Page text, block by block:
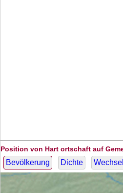
Position von Hart ortschaft auf
Bevölkerung Dichte Wechsel